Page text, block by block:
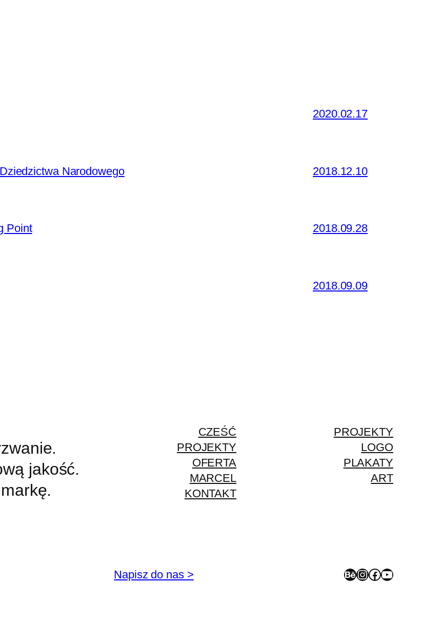
2020.02.17
Narodowego 2018.12.10
Point 2018.09.28
2018.09.09
jakość.
CZEŚĆ
PROJEKTY
OFERTA
MARCEL
KONTAKT
PROJEKTY
LOGO
PLAKATY
ART
Napisz do nas > Behance InstagramFacebook YouTube